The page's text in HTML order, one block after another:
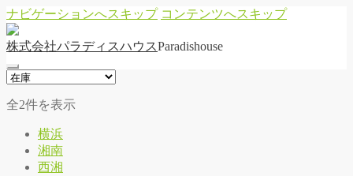
ナビゲーションへスキップ コンテンツへスキップ
株式会社パラディ スハウ スParadishouse
全2件を表示
横浜
湘南
西湘